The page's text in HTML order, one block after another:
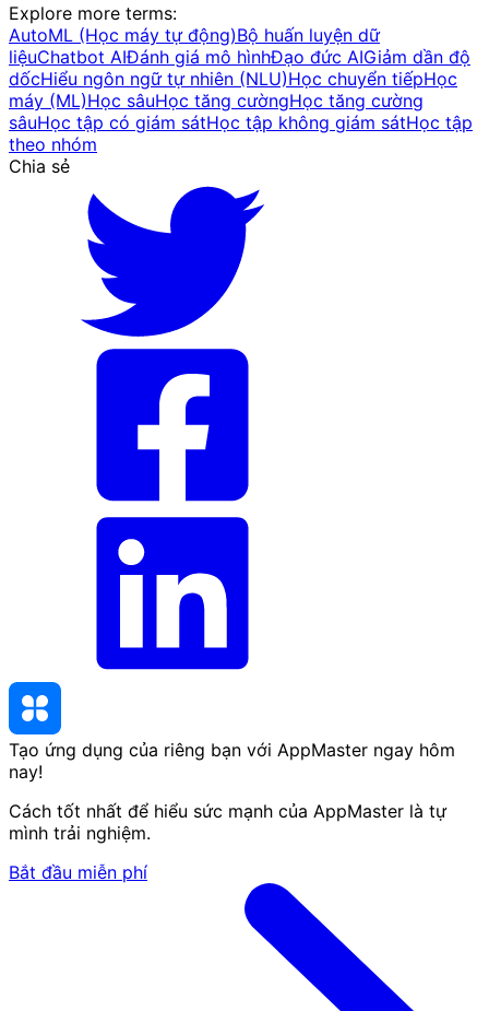
Explore more terms:
AutoML (Học máy tự động)Bộ huấn luyện dữ
liệuChatbot AIĐánh giá mô hìnhĐạo đức AIGiảm dần độ
dốcHiểu ngôn ngữ tự nhiên (NLU)Học chuyển tiếpHọc
máy (ML)Học sâuHọc tăng cườngHọc tăng cường
sâuHọc tập có giám sátHọc tập không giám sátHọc tập
theo nhóm
Chia sẻ
Tạo ứng dụng của riêng bạn với AppMaster ngay hôm
nay!
Cách tốt nhất để hiểu sức mạnh của AppMaster là tự
mình trải nghiệm.
Bắt đầu miễn phí